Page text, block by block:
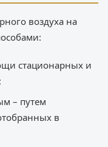
воздуха на
стационарных и
– путем
в